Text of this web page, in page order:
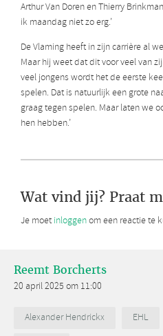
Arthur Van Doren en Thierry
ik maandag niet zo erg.’
De Vlaming heeft in zijn carrière al
Maar hij weet dat dit voor veel van
veel jongens wordt het de eerste
spelen. Dat is natuurlijk een grote
graag tegen spelen. Maar laten we
hen hebben.’
Wat vind jij? Praat
Je moet inloggenom een reactie te
Reemt Borcherts
20 april 2025 om 11:00
Alexander Hendrickx EHL